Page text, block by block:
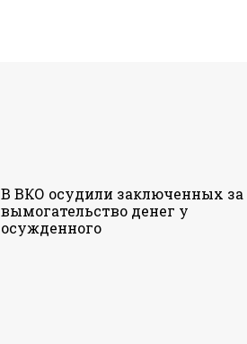
В ВКО осудили заключенных за
вымогательство денег у
осужденного